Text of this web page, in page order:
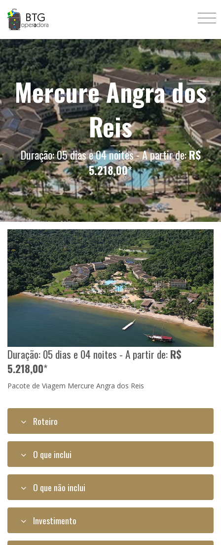
Mercure Angra dos
Reis
Duração: 05 dias e 04 noites - A partir de:R$
5.218,00*
Duração: 05 dias e 04 noites - A partir de:R$
5.218,00*
Pacote de Viagem Mercure Angra dos Reis
Roteiro
O que inclui
O que não inclui
Investimento